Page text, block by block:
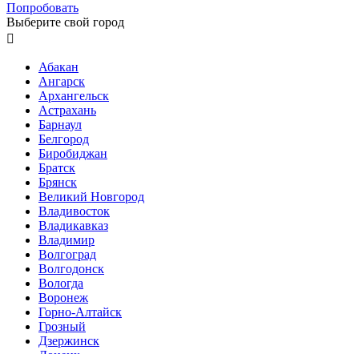
Попробовать
Выберите свой город

Абакан
Ангарск
Архангельск
Астрахань
Барнаул
Белгород
Биробиджан
Братск
Брянск
Великий Новгород
Владивосток
Владикавказ
Владимир
Волгоград
Волгодонск
Вологда
Воронеж
Горно-Алтайск
Грозный
Дзержинск